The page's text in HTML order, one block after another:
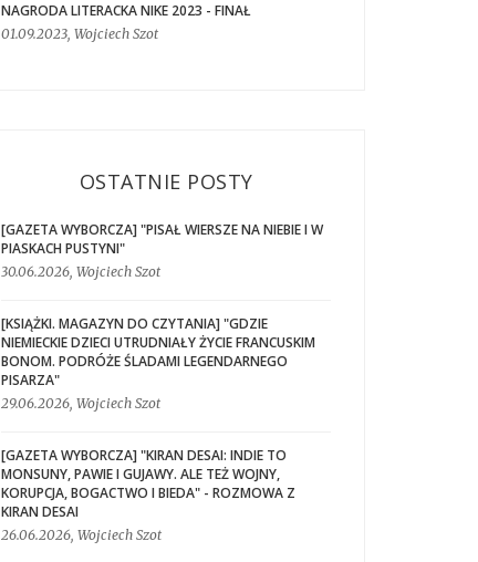
NAGRODA LITERACKA NIKE 2023 - FINAŁ
01.09.2023, Wojciech Szot
OSTATNIE POSTY
[GAZETA WYBORCZA] "PISAŁ WIERSZE NA NIEBIE I W
PIASKACH PUSTYNI"
30.06.2026, Wojciech Szot
[KSIĄŻKI. MAGAZYN DO CZYTANIA] "GDZIE
NIEMIECKIE DZIECI UTRUDNIAŁY ŻYCIE FRANCUSKIM
BONOM. PODRÓŻE ŚLADAMI LEGENDARNEGO
PISARZA"
29.06.2026, Wojciech Szot
[GAZETA WYBORCZA] "KIRAN DESAI: INDIE TO
MONSUNY, PAWIE I GUJAWY. ALE TEŻ WOJNY,
KORUPCJA, BOGACTWO I BIEDA" - ROZMOWA Z
KIRAN DESAI
26.06.2026, Wojciech Szot